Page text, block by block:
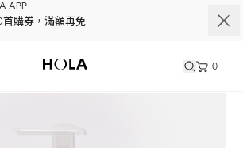
APP
購券，滿額再免
0